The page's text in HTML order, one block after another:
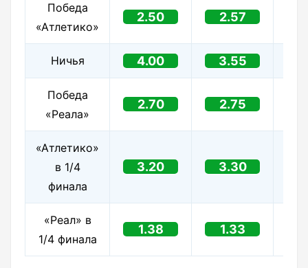
Победа
«Атлетико»
2.50 2.57
Ничья 4.00 3.55
Победа
«Реала»
2.70 2.75
«Атлетико»
в 1/4
финала
3.20 3.30
«Реал» в
1/4 финала
1.38 1.33